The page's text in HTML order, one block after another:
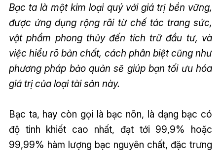
Bạc ta là một kim loại quý với giá trị bền vững,
được ứng dụng rộng rãi từ chế tác trang sức,
vật phẩm phong thủy đến tích trữ đầu tư, và
việc hiểu rõ bản chất, cách phân biệt cũng như
phương pháp bảo quản sẽ giúp bạn tối ưu hóa
giá trị của loại tài sản này.
Bạc ta, hay còn gọi là bạc nõn, là dạng bạc có
độ tinh khiết cao nhất, đạt tới 99,9% hoặc
99,99% hàm lượng bạc nguyên chất, đặc trưng